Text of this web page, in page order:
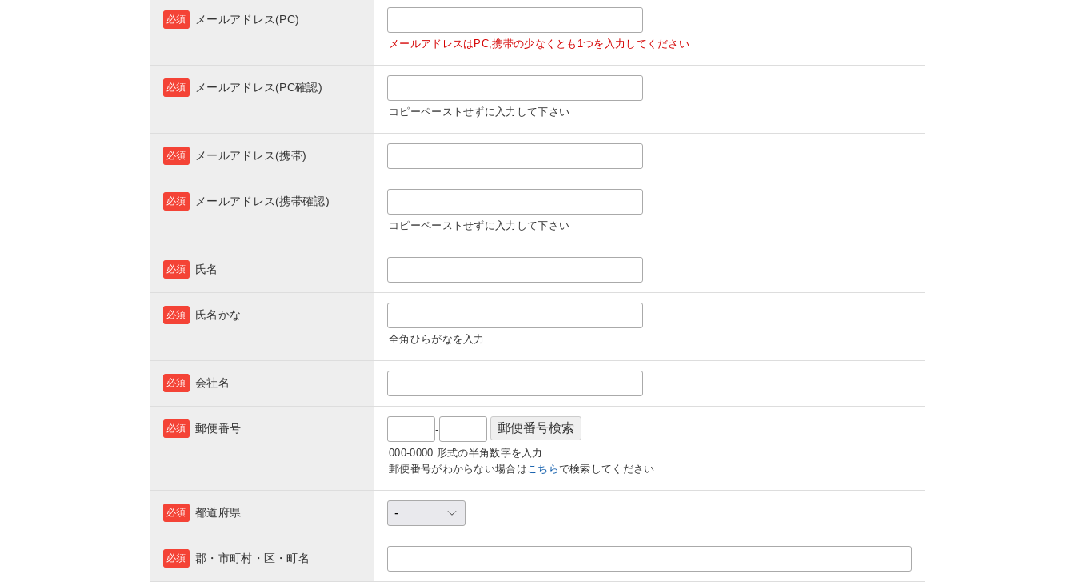
メールアドレス(PC)
必須
メールアドレスはPC,携帯の少なくとも1つを入力してください
メールアドレス(PC確認)
必須
コピーペーストせずに入力して下さい
メールアドレス(携帯)
必須
メールアドレス(携帯確認)
必須
コピーペーストせずに入力して下さい
氏名
必須
氏名かな
必須
全角ひらがなを入力
会社名
必須
郵便番号
必須 -
000-0000 形式の半角数字を入力
郵便番号がわからない場合はこちらで検索してください
都道府県
必須
郡・市町村・区・町名
必須